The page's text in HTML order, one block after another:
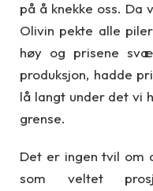
på å knekke oss. Da
Olivin pekte alle
høy og prisene
produksjon, hadde
lå langt under det vi
grense.
Det er ingen tvil om
som veltet